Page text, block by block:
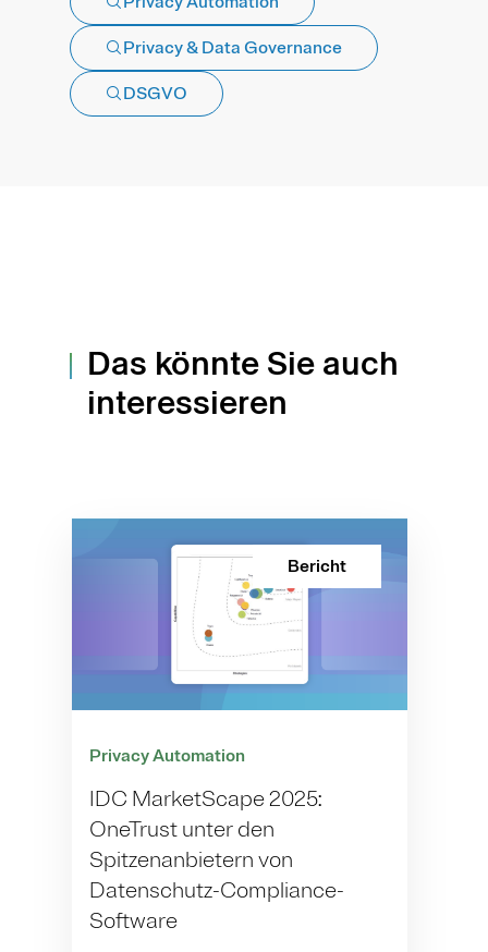
Privacy & Data Governance
DSGVO
Das könnte Sie auch
interessieren
Bericht
Privacy Automation
IDC MarketScape 2025:
OneTrust unter den
Spitzenanbietern von
Datenschutz-Compliance-
Software